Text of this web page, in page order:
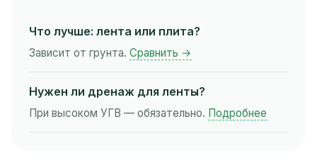
Что лучше: лента или плита?
Зависит от грунта. Сравнить →
Нужен ли дренаж для ленты?
При высоком УГВ — обязательно. Подробнее